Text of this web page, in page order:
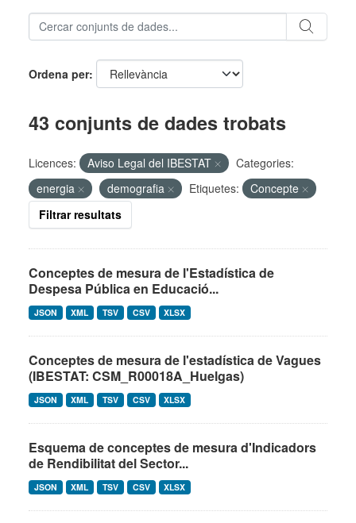
Ordena per
43 conjunts de dades trobats
Licences: Aviso Legal del IBESTAT
Categories:
energia
demografia Etiquetes:
Concepte
Filtrar resultats
Conceptes de mesura de l'Estadística de
Despesa Pública en Educació...
JSON XML TSV CSV XLSX
Conceptes de mesura de l'estadística de Vagues
(IBESTAT: CSM_R00018A_Huelgas)
JSON XML TSV CSV XLSX
Esquema de conceptes de mesura d'Indicadors
de Rendibilitat del Sector...
JSON XML TSV CSV XLSX